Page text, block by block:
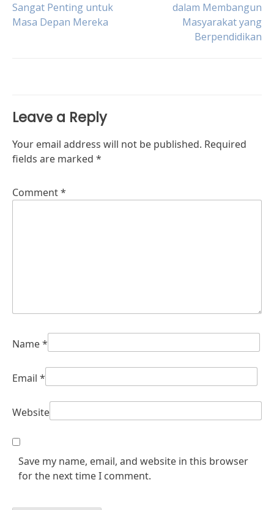
navigation
Sangat Penting untuk
Masa Depan Mereka
dalam Membangun
Masyarakat yang
Berpendidikan
Leave a Reply
Your email address will not be published. Required
fields are marked *
Comment*
Name*
Email *
Website
Save my name, email, and website in this browser
for the next time I comment.